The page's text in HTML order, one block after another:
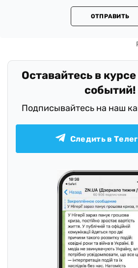
ОТПРАВИТЬ
Оставайтесь в
событий!
Подписывайтесь на наш
Следить в